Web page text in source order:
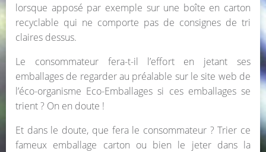
lorsque apposé par exemple sur une boîte en carton
recyclable qui ne comporte pas de consignes de tri
claires dessus.
Le consommateur fera-t-il l’effort en jetant ses
emballages de regarder au préalable sur le site web de
l’éco-organisme Eco-Emballages si ces emballages se
trient ? On en doute !
Et dans le doute, que fera le consommateur ? Trier ce
fameux emballage carton ou bien le jeter dans la